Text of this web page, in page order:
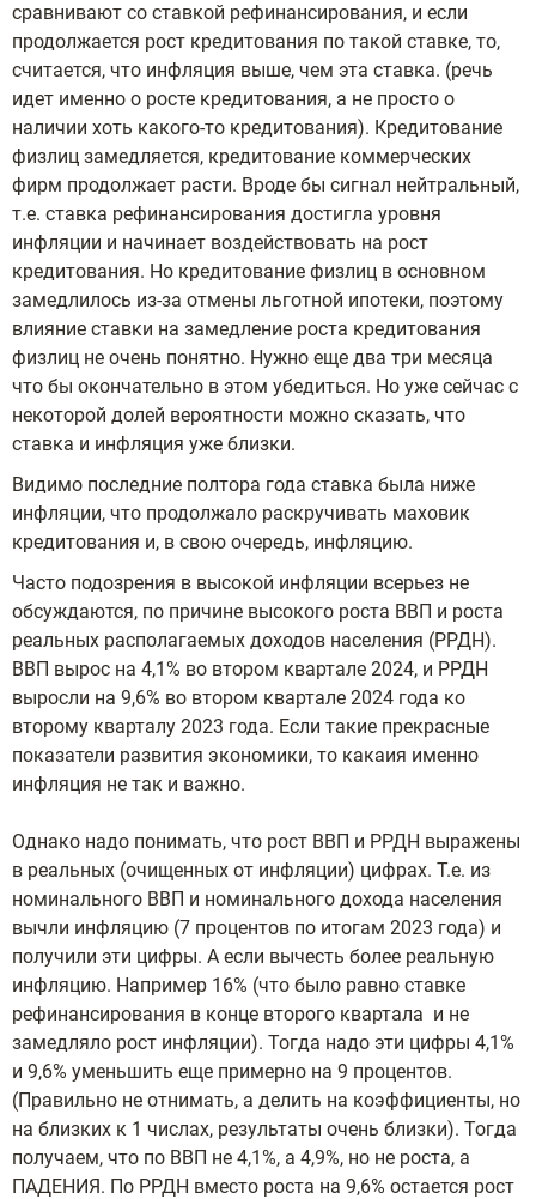
сравнивают со ставкой рефинансирования, и если
продолжается рост кредитования по такой ставке, то,
считается, что инфляция выше, чем эта ставка. (речь
идет именно о росте кредитования, а не просто о
наличии хоть какого-то кредитования). Кредитование
физлиц замедляется, кредитование коммерческих
фирм продолжает расти. Вроде бы сигнал нейтральный,
т.е. ставка рефинансирования достигла уровня
инфляции и начинает воздействовать на рост
кредитования. Но кредитование физлиц в основном
замедлилось из-за отмены льготной ипотеки, поэтому
влияние ставки на замедление роста кредитования
физлиц не очень понятно. Нужно еще два три месяца
что бы окончательно в этом убедиться. Но уже сейчас с
некоторой долей вероятности можно сказать, что
ставка и инфляция уже близки.
Видимо последние полтора года ставка была ниже
инфляции, что продолжало раскручивать маховик
кредитования и, в свою очередь, инфляцию.
Часто подозрения в высокой инфляции всерьез не
обсуждаются, по причине высокого роста ВВП и роста
реальных располагаемых доходов населения (РРДН).
ВВП вырос на 4,1% во втором квартале 2024, и РРДН
выросли на 9,6% во втором квартале 2024 года ко
второму кварталу 2023 года. Если такие прекрасные
показатели развития экономики, то какаия именно
инфляция не так и важно.
Однако надо понимать, что рост ВВП и РРДН выражены
в реальных (очищенных от инфляции) цифрах. Т.е. из
номинального ВВП и номинального дохода населения
вычли инфляцию (7 процентов по итогам 2023 года) и
получили эти цифры. А если вычесть более реальную
инфляцию. Например 16% (что было равно ставке
рефинансирования в конце второго квартала и не
замедляло рост инфляции). Тогда надо эти цифры 4,1%
и 9,6% уменьшить еще примерно на 9 процентов.
(Правильно не отнимать, а делить на коэффициенты, но
на близких к 1 числах, результаты очень близки). Тогда
получаем, что по ВВП не 4,1%, а 4,9%, но не роста, а
ПАДЕНИЯ. По РРДН вместо роста на 9,6% остается рост